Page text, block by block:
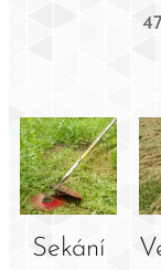
Sekání